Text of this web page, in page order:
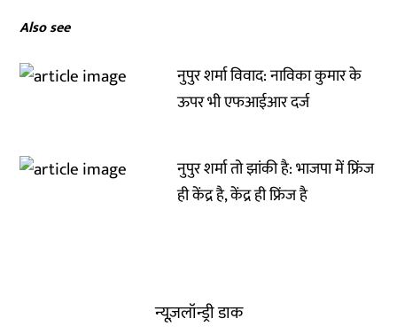
Also see
नुपुर शर्मा विवाद: नाविका कुमार के
ऊपर भी एफआईआर दर्ज
नुपुर शर्मा तो झांकी है: भाजपा में फ्रिंज
ही केंद्र है, केंद्र ही फ्रिंज है
न्यूज़लॉन्ड्री डाक